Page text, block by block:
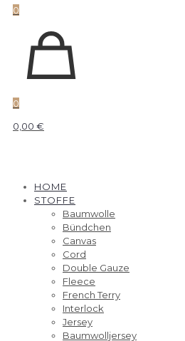
0
0
0,00 €
HOME
STOFFE
Baumwolle
Bündchen
Canvas
Cord
Double Gauze
Fleece
French Terry
Interlock
Jersey
Baumwolljersey